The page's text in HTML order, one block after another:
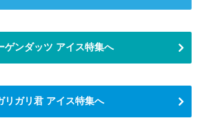
ゲンダッツ アイス特集へ
リガリ君 アイス特集へ